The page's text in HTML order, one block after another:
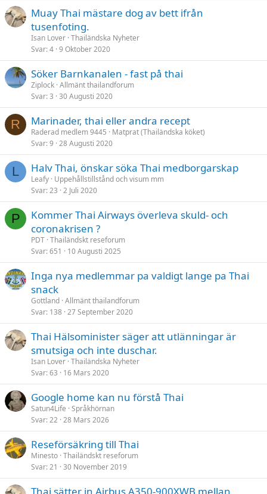
Muay Thai mästare dog av bett ifrån
tusenfoting.
Isan Lover Thailändska Nyheter
Svar 4 9 Oktober 2020
Söker Barnkanalen - fast på thai
Ziplock Allmänt thailandforum
Svar 3 30 Augusti 2020
R Marinader, thai eller andra recept
Raderad medlem 9445
Matprat (Thailändska köket)
Svar 9 28 Augusti 2020
L Halv Thai, önskar söka Thai medborgarskap
Leafy Uppehållstillstånd och visum mm
Svar 23 2 Juli 2020
P
Kommer Thai Airways överleva skuld- och
coronakrisen ?
PDT Thailändskt reseforum
Svar 651 10 Augusti 2025
Inga nya medlemmar pa valdigt lange pa Thai
snack
Gottland Allmänt thailandforum
Svar 138 27 September 2020
Thai Hälsominister säger att utlänningar är
smutsiga och inte duschar.
Isan Lover Thailändska Nyheter
Svar 63 16 Mars 2020
Google home kan nu förstå Thai
Satun4Life Språkhörnan
Svar 22 28 Mars 2026
Reseförsäkring till Thai
Minesto Thailändskt reseforum
Svar 21 30 November 2019
Thai sätter in Airbus A350-900XWB mellan